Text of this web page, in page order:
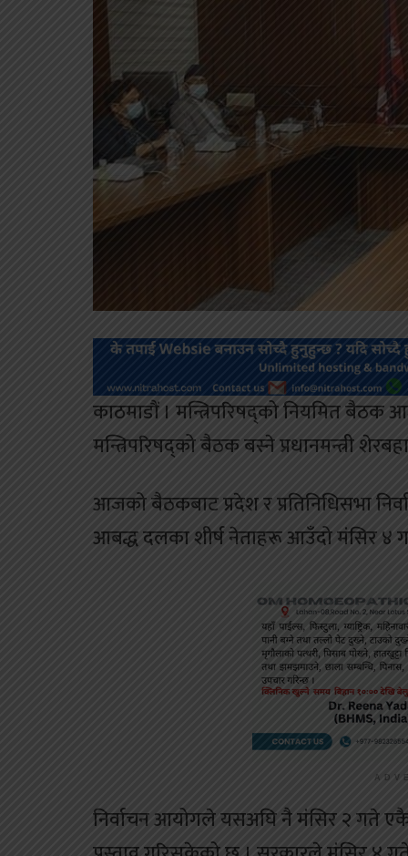
काठमाडौं । मन्त्रिपरिषद्को नियमित
मन्त्रिपरिषद्को बैठक बस्ने प्रधानमन्त्री
आजको बैठकबाट प्रदेश र प्रतिनिधिसभा
आबद्ध दलका शीर्ष नेताहरू आउँदो मंसिर ४
निर्वाचन आयोगले यसअघि नै मंसिर २ गते एकै